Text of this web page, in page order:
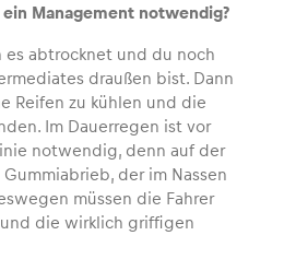
Management notwendig?
es abtrocknet und du noch
draußen bist. Dann
Reifen zu kühlen und die
Im Dauerregen ist vor
notwendig, denn auf der
der im Nassen
müssen die Fahrer
die wirklich griffigen